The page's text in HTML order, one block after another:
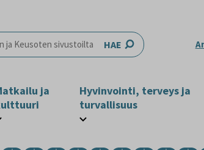
HAE
ja
Hyvinvointi, terveys ja
turvallisuus